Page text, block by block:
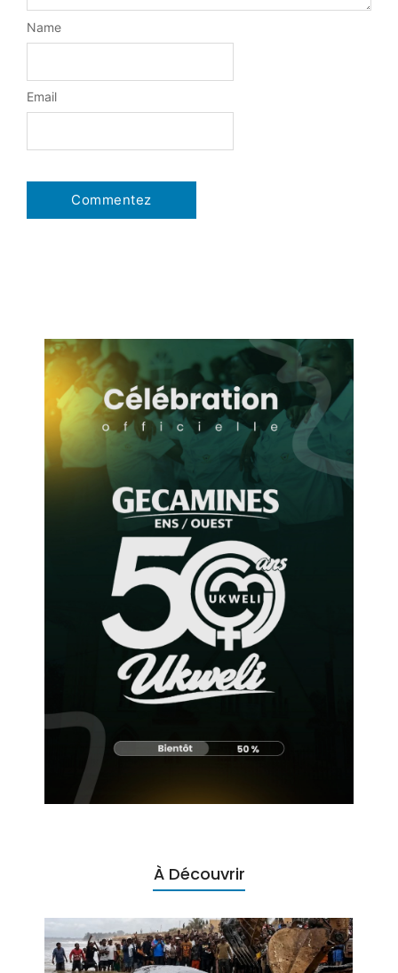
Name
Email
À Découvrir